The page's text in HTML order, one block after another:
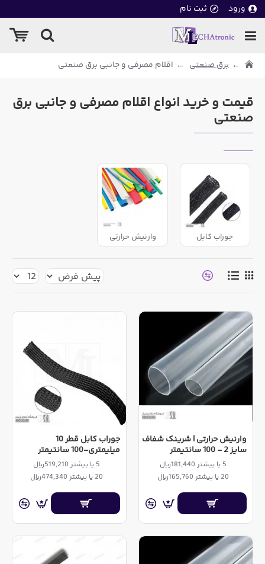
ورود ثبت نام
برق صنعتی اقلام مصرفی و جانبی برق صنعتی
قیمت و خرید انواع اقلام مصرفی و جانبی برق
صنعتی
جوراب کابل وارنیش حرارتی
وارنیش حرارتی | شرینک شفاف
سایز 2 - 100 سانتیمتر
5 یا بیشتر 181,440ریال
20 یا بیشتر 165,760ریال
جوراب کابل قطر 10
میلیمتری-100 سانتیمتر
5 یا بیشتر 519,210ریال
20 یا بیشتر 474,340ریال